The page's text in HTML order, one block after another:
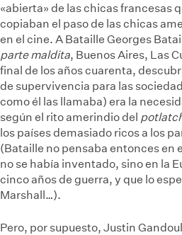
«abierta» de las chicas francesas
copiaban el paso de las chicas
en el cine. A Bataille Georges
parte maldita, Buenos Aires, Las
final de los años cuarenta,
de supervivencia para las
como él las llamaba) era la
según el rito amerindio del
los países demasiado ricos a los
(Bataille no pensaba entonces en
no se había inventado, sino en la
cinco años de guerra, y que lo
Marshall…).
Pero, por supuesto, Justin